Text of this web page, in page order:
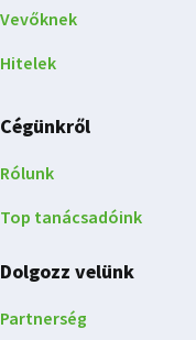
Vevőknek
Hitelek
Cégünkről
Rólunk
Top tanácsadóink
Dolgozz velünk
Partnerség